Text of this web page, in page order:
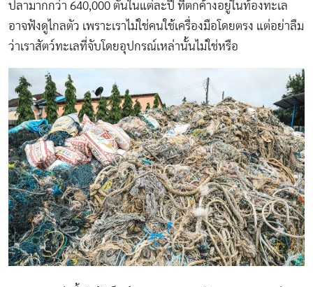
ปลามากกว่า 640,000 ตันในแต่ละปี ที่ตกค้างอยู่ในท้องทะเล
อาจฟังดูไกลตัว เพราะเราไม่ใช่คนใช้เครื่องมือโดยตรง แต่อย่าลืม
ว่าเราสัตว์ทะเลที่จับโดยอุปกรณ์เหล่านั้นไม่ใช่หรือ